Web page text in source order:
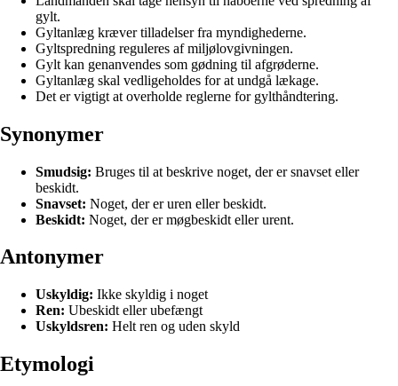
gylt.
Gyltanlæg kræver tilladelser fra myndighederne.
Gyltspredning reguleres af miljølovgivningen.
Gylt kan genanvendes som gødning til afgrøderne.
Gyltanlæg skal vedligeholdes for at undgå lækage.
Det er vigtigt at overholde reglerne for gylthåndtering.
Synonymer
Smudsig: Bruges til at beskrive noget, der er snavset eller
beskidt.
Snavset: Noget, der er uren eller beskidt.
Beskidt: Noget, der er møgbeskidt eller urent.
Antonymer
Uskyldig: Ikke skyldig i noget
Ren: Ubeskidt eller ubefængt
Uskyldsren: Helt ren og uden skyld
Etymologi